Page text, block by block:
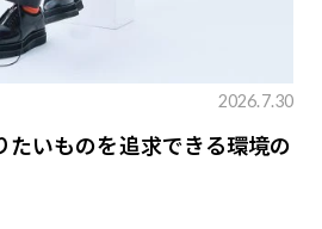
2026.7.30
たいものを追求できる環境の